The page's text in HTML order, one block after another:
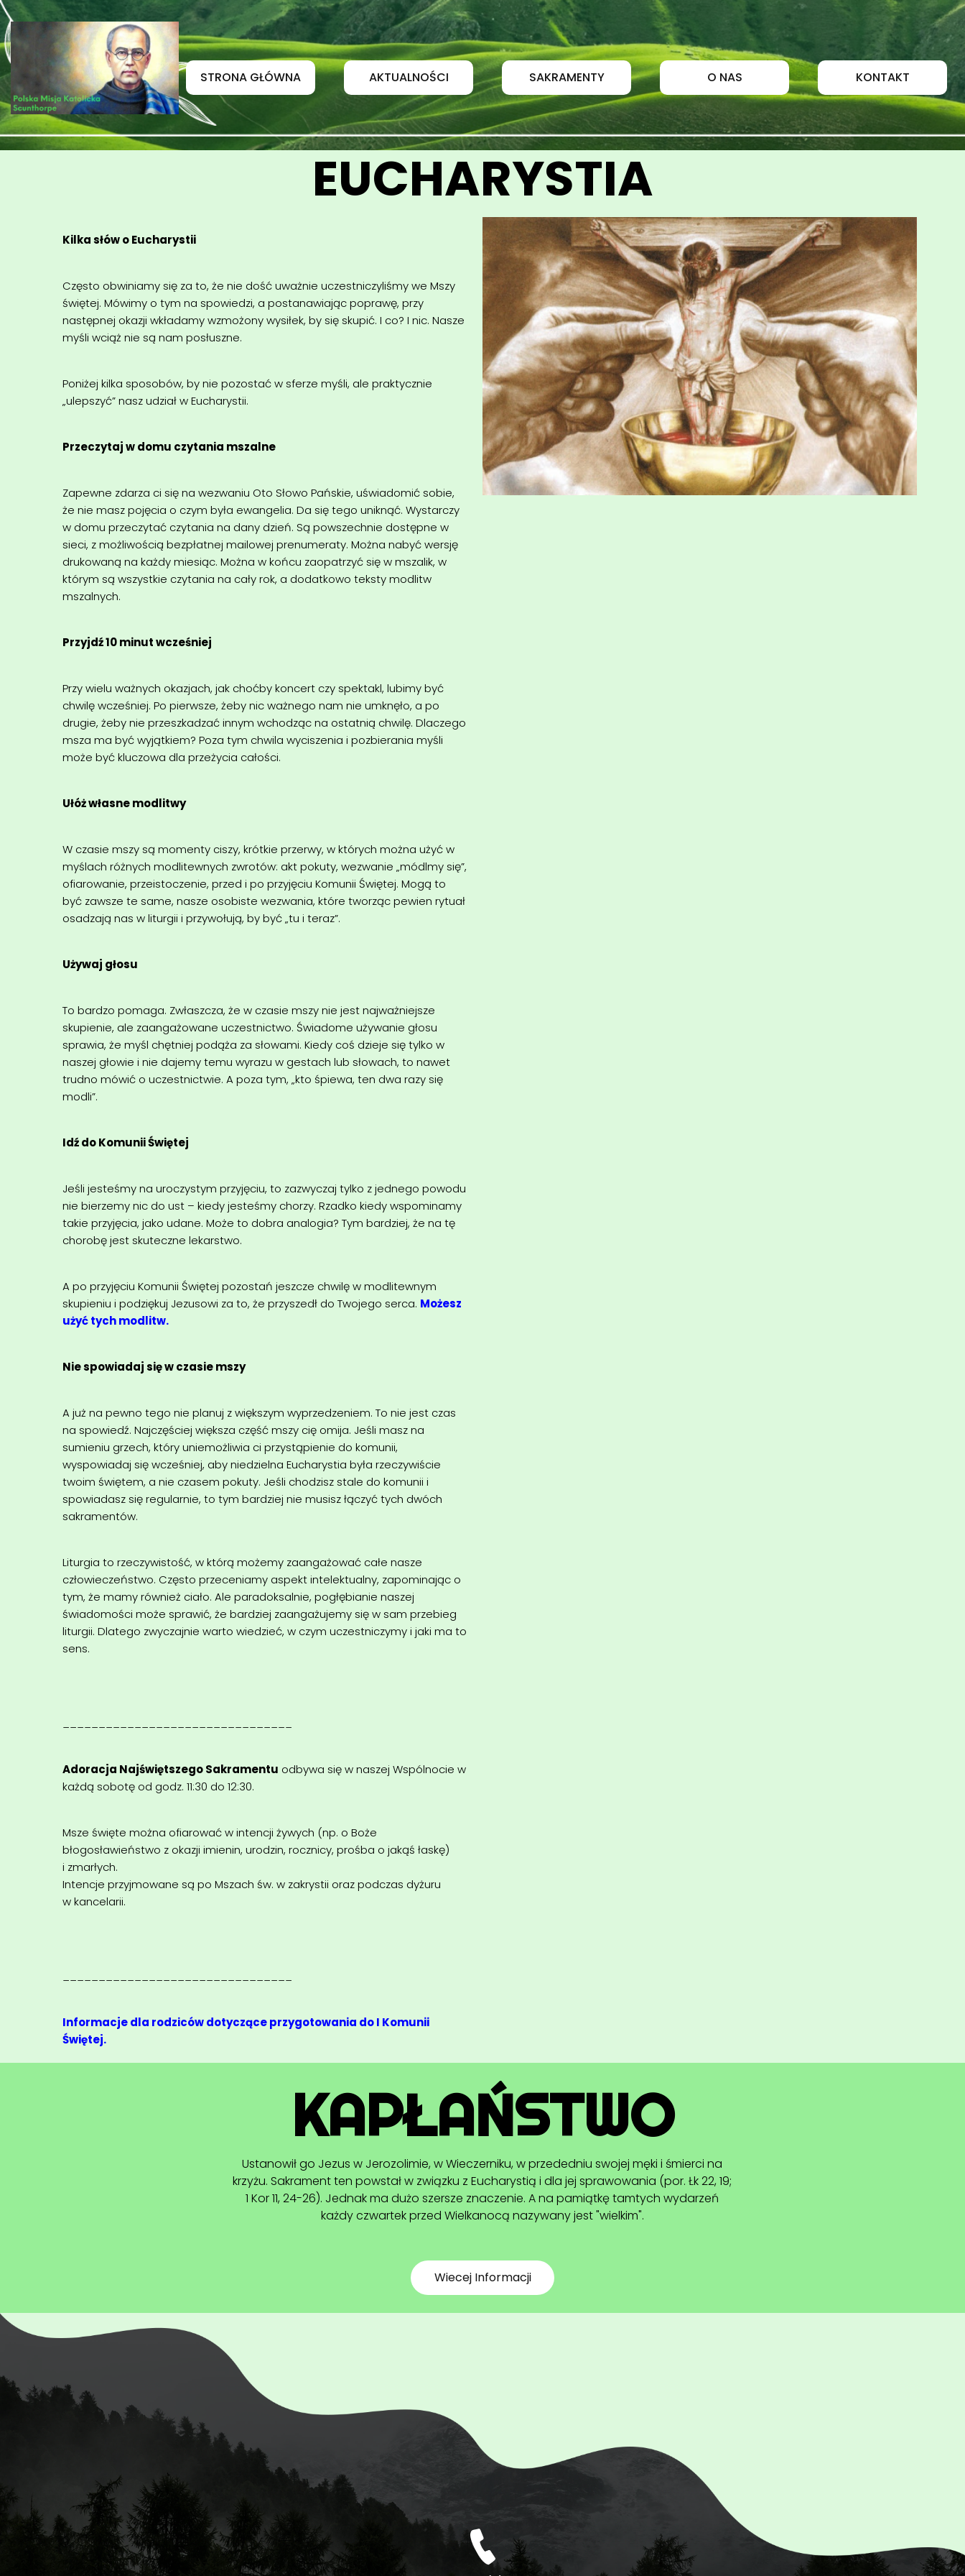
STRONA GŁÓWNA AKTUALNOŚCI SAKRAMENTY O NAS KONTAKT
EUCHARYSTIA
Kilka słów o Eucharystii
Często obwiniamy się za to, że nie dość uważnie uczestniczyliśmy we Mszy
świętej. Mówimy o tym na spowiedzi, a postanawiając poprawę, przy
następnej okazji wkładamy wzmożony wysiłek, by się skupić. I co? I nic. Nasze
myśli wciąż nie są nam posłuszne.
Poniżej kilka sposobów, by nie pozostać w sferze myśli, ale praktycznie
„ulepszyć” nasz udział w Eucharystii.
Przeczytaj w domu czytania mszalne
Zapewne zdarza ci się na wezwaniu Oto Słowo Pańskie, uświadomić sobie,
że nie masz pojęcia o czym była ewangelia. Da się tego uniknąć. Wystarczy
w domu przeczytać czytania na dany dzień. Są powszechnie dostępne w
sieci, z możliwością bezpłatnej mailowej prenumeraty. Można nabyć wersję
drukowaną na każdy miesiąc. Można w końcu zaopatrzyć się w mszalik, w
którym są wszystkie czytania na cały rok, a dodatkowo teksty modlitw
mszalnych.
Przyjdź 10 minut wcześniej
Przy wielu ważnych okazjach, jak choćby koncert czy spektakl, lubimy być
chwilę wcześniej. Po pierwsze, żeby nic ważnego nam nie umknęło, a po
drugie, żeby nie przeszkadzać innym wchodząc na ostatnią chwilę. Dlaczego
msza ma być wyjątkiem? Poza tym chwila wyciszenia i pozbierania myśli
może być kluczowa dla przeżycia całości.
Ułóż własne modlitwy
W czasie mszy są momenty ciszy, krótkie przerwy, w których można użyć w
myślach różnych modlitewnych zwrotów: akt pokuty, wezwanie „módlmy się”,
ofiarowanie, przeistoczenie, przed i po przyjęciu Komunii Świętej. Mogą to
być zawsze te same, nasze osobiste wezwania, które tworząc pewien rytuał
osadzają nas w liturgii i przywołują, by być „tu i teraz”.
Używaj głosu
To bardzo pomaga. Zwłaszcza, że w czasie mszy nie jest najważniejsze
skupienie, ale zaangażowane uczestnictwo. Świadome używanie głosu
sprawia, że myśl chętniej podąża za słowami. Kiedy coś dzieje się tylko w
naszej głowie i nie dajemy temu wyrazu w gestach lub słowach, to nawet
trudno mówić o uczestnictwie. A poza tym, „kto śpiewa, ten dwa razy się
modli”.
Idź do Komunii Świętej
Jeśli jesteśmy na uroczystym przyjęciu, to zazwyczaj tylko z jednego powodu
nie bierzemy nic do ust – kiedy jesteśmy chorzy. Rzadko kiedy wspominamy
takie przyjęcia, jako udane. Może to dobra analogia? Tym bardziej, że na tę
chorobę jest skuteczne lekarstwo.
A po przyjęciu Komunii Świętej pozostań jeszcze chwilę w modlitewnym
skupieniu i podziękuj Jezusowi za to, że przyszedł do Twojego serca. Możesz
użyć tych modlitw.
Nie spowiadaj się w czasie mszy
A już na pewno tego nie planuj z większym wyprzedzeniem. To nie jest czas
na spowiedź. Najczęściej większa część mszy cię omija. Jeśli masz na
sumieniu grzech, który uniemożliwia ci przystąpienie do komunii,
wyspowiadaj się wcześniej, aby niedzielna Eucharystia była rzeczywiście
twoim świętem, a nie czasem pokuty. Jeśli chodzisz stale do komunii i
spowiadasz się regularnie, to tym bardziej nie musisz łączyć tych dwóch
sakramentów.
Liturgia to rzeczywistość, w którą możemy zaangażować całe nasze
człowieczeństwo. Często przeceniamy aspekt intelektualny, zapominając o
tym, że mamy również ciało. Ale paradoksalnie, pogłębianie naszej
świadomości może sprawić, że bardziej zaangażujemy się w sam przebieg
liturgii. Dlatego zwyczajnie warto wiedzieć, w czym uczestniczymy i jaki ma to
sens.
Adoracja Najświętszego Sakramentu odbywa się w naszej Wspólnocie w
każdą sobotę od godz. 11:30 do 12:30.
Msze święte można ofiarować w intencji żywych (np. o Boże
błogosławieństwo z okazji imienin, urodzin, rocznicy, prośba o jakąś łaskę)
i zmarłych.
Intencje przyjmowane są po Mszach św. w zakrystii oraz podczas dyżuru
w kancelarii.
Informacje dla rodziców dotyczące przygotowania do I Komunii
Świętej.
MAŁŻEŃSTWO
Sakrament małżeństwa postrzegamy jako „małżeńskie przymierze, przez które mężczyzna
i kobieta tworzą wspólnotę całego życia, czerpie ono siłę i moc z aktu stworzenia, lecz
zostało dla ochrzczonych podniesione do wyższej godności przez zaliczenie do
sakramentów Nowego Przymierza”.
Wiecej Informacji